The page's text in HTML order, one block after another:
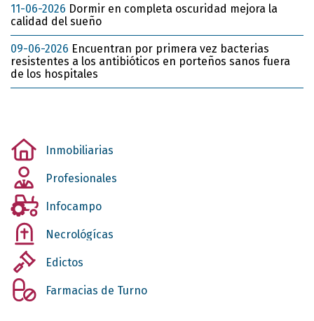
11-06-2026 Dormir en completa oscuridad mejora la
calidad del sueño
09-06-2026 Encuentran por primera vez bacterias
resistentes a los antibióticos en porteños sanos fuera
de los hospitales
Inmobiliarias
Profesionales
Infocampo
Necrológícas
Edictos
Farmacias de Turno